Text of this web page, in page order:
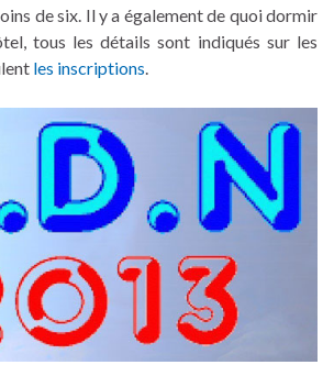
de six. Il y a également de quoi dormir
tous les détails sont indiqués sur les
les inscriptions.